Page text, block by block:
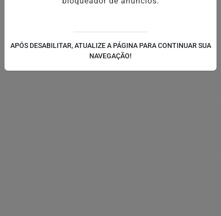
APÓS DESABILITAR, ATUALIZE A PÁGINA PARA CONTINUAR SUA
NAVEGAÇÃO!